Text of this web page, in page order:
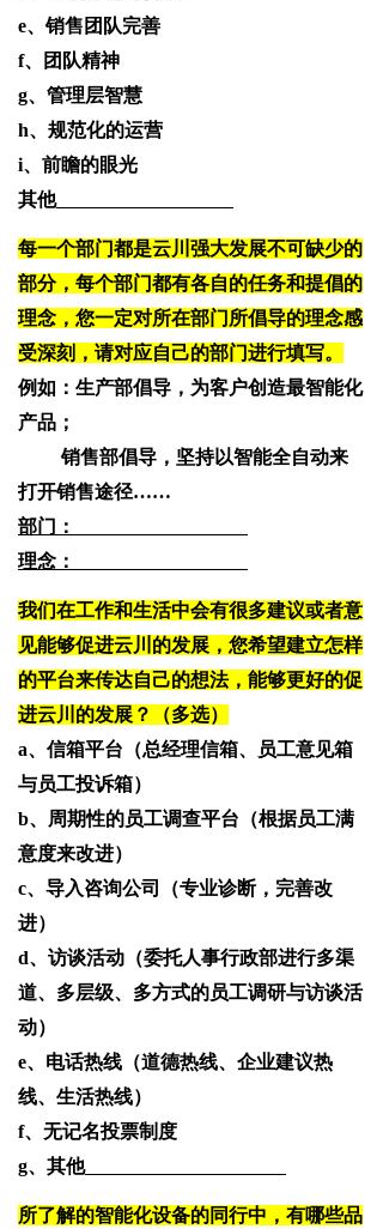
e、销售团队完善
f、团队精神
g、管理层智慧
h、规范化的运营
i、前瞻的眼光
其他
每一个部门都是云川强大发展不可缺少的
部分，每个部门都有各自的任务和提倡的
理念，您一定对所在部门所倡导的理念感
受深刻，请对应自己的部门进行填写。
例如：生产部倡导，为客户创造最智能化
产品；
销售部倡导，坚持以智能全自动来
打开销售途径……
部门：
理念：
我们在工作和生活中会有很多建议或者意
见能够促进云川的发展，您希望建立怎样
的平台来传达自己的想法，能够更好的促
进云川的发展？（多选）
a、信箱平台（总经理信箱、员工意见箱
与员工投诉箱）
b、周期性的员工调查平台（根据员工满
意度来改进）
c、导入咨询公司（专业诊断，完善改
进）
d、访谈活动（委托人事行政部进行多渠
道、多层级、多方式的员工调研与访谈活
动）
e、电话热线（道德热线、企业建议热
线、生活热线）
f、无记名投票制度
g、其他
所了解的智能化设备的同行中，有哪些品